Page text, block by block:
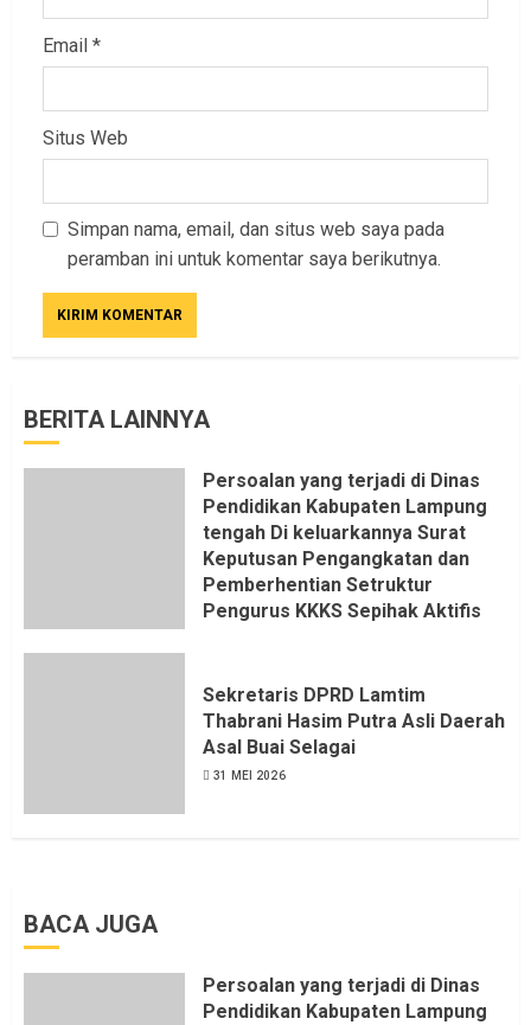
Email *
Situs Web
Simpan nama, email, dan situs web saya pada
peramban ini untuk komentar saya berikutnya.
BERITA LAINNYA
Persoalan yang terjadi di Dinas
Pendidikan Kabupaten Lampung
tengah Di keluarkannya Surat
Keputusan Pengangkatan dan
Pemberhentian Setruktur
Pengurus KKKS Sepihak Aktifis
Dapat saya pastikan penuh Unsur
KKN, dan Unsur Politik.
6 AGUSTUS 2026
Sekretaris DPRD Lamtim
Thabrani Hasim Putra Asli Daerah
Asal Buai Selagai
31 MEI 2026
BACA JUGA
Persoalan yang terjadi di Dinas
Pendidikan Kabupaten Lampung